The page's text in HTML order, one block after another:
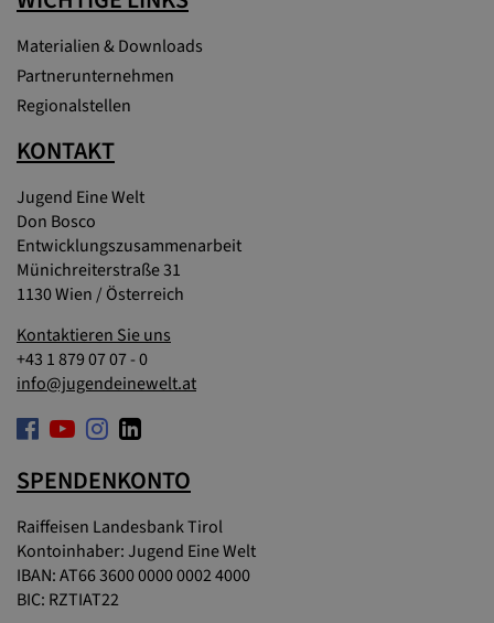
Materialien & Downloads
Partnerunternehmen
Regionalstellen
KONTAKT
Jugend Eine Welt
Don Bosco
Entwicklungszusammenarbeit
Münichreiterstraße 31
1130 Wien / Österreich
Kontaktieren Sie uns
+43 1 879 07 07 - 0
info@jugendeinewelt.at
SPENDENKONTO
Raiffeisen Landesbank Tirol
Kontoinhaber: Jugend Eine Welt
IBAN: AT66 3600 0000 0002 4000
BIC: RZTIAT22